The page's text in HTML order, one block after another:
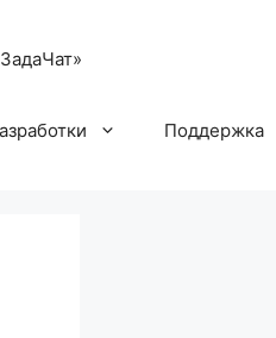
Поддержка